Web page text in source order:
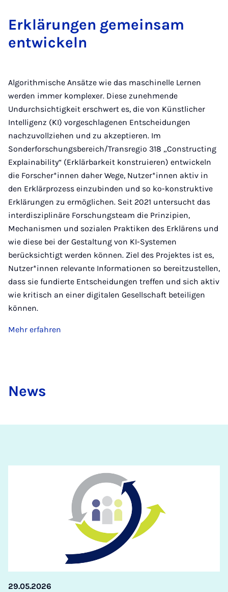
Erklärungen gemeinsam
entwickeln
Algorithmische Ansätze wie das maschinelle Lernen
werden immer komplexer. Diese zunehmende
Undurchsichtigkeit erschwert es, die von Künstlicher
Intelligenz (KI) vorgeschlagenen Entscheidungen
nachzuvollziehen und zu akzeptieren. Im
Sonderforschungsbereich/Transregio 318 „Constructing
Explainability“ (Erklärbarkeit konstruieren) entwickeln
die Forscher*innen daher Wege, Nutzer*innen aktiv in
den Erklärprozess einzubinden und so ko-konstruktive
Erklärungen zu ermöglichen. Seit 2021 untersucht das
interdisziplinäre Forschungsteam die Prinzipien,
Mechanismen und sozialen Praktiken des Erklärens und
wie diese bei der Gestaltung von KI-Systemen
berücksichtigt werden können. Ziel des Projektes ist es,
Nutzer*innen relevante Informationen so bereitzustellen,
dass sie fundierte Entscheidungen treffen und sich aktiv
wie kritisch an einer digitalen Gesellschaft beteiligen
können.
Mehr erfahren
News
29.05.2026